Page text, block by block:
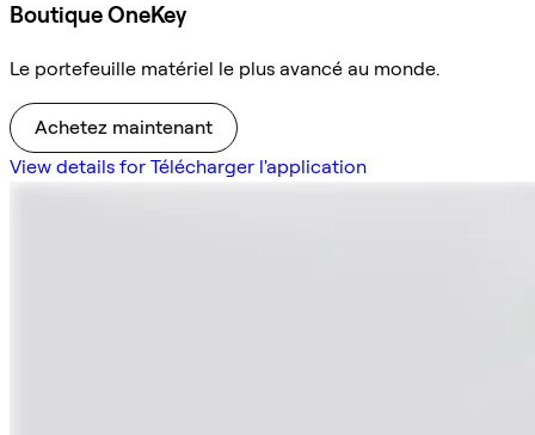
Boutique OneKey
Le portefeuille matériel le plus avancé au monde.
Achetez maintenant
View details for Télécharger l'application